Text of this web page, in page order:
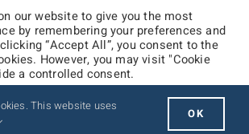
-
2026 | Botto Giuseppe SpA | All Rights
| Powered byFreshmilk
our website to give you the most
by remembering your preferences and
“Accept All”, you consent to the
However, you may visit "Cookie
a controlled consent.
Accept All
This website uses
OK